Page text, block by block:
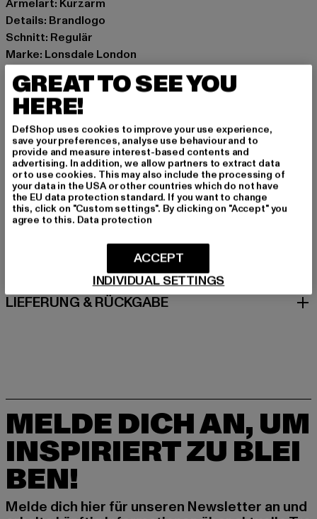
Ärmelart: Kurzarm
Details: Brandlogo
Schnitt: Regulär
Marke: Lonsdale London
Kat.: T-Shirts
Farbe: rot
Hersteller Farbe: oxblood/dark navy
Materialzusammensetzung: 100% Baumwolle
Art.Nr: 111132-23032
Hersteller: Punch GmbH |info@punch-gmbh.de
Im Taubental 15a | 41468 Neuss | DE
GRÖSSE & PASSFORM
PFLEGEHINWEISE
LIEFERUNG & RÜCKGABE
MELDE DICH AN, UM
INSPIRIERT ZU BLEI
BEN!
Melde dich hier für unseren Newsletter an und
GREAT TO SEE YOU
HERE!
DefShop uses cookies to improve your use experience,
save your preferences, analyse use behaviour and to
provide and measure interest-based contents and
advertising. In addition, we allow partners to extract data
or to use cookies. This may also include the processing of
your data in the USA or other countries which do not have
the EU data protection standard. If you want to change
this, click on "Custom settings". By clicking on "Accept" you
agree to this. Data protection
INDIVIDUAL SETTINGS
ACCEPT